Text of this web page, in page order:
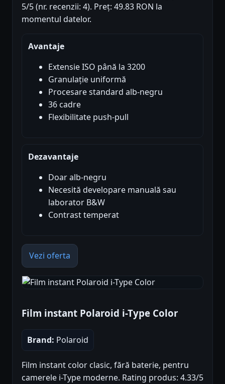
5/5 (nr. recenzii: 4). Preț: 49.83 RON la
momentul datelor.
Avantaje
Extensie ISO până la 3200
Granulație uniformă
Procesare standard alb-negru
36 cadre
Flexibilitate push-pull
Dezavantaje
Doar alb-negru
Necesită developare manuală sau
laborator B&W
Contrast temperat
Vezi oferta
Film instant Polaroid i-Type Color
Brand: Polaroid
Film instant color clasic, fără baterie, pentru
camerele i-Type moderne. Rating produs: 4.33/5